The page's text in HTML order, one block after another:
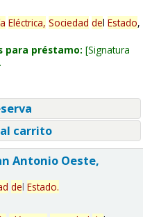
Eléctrica, Sociedad del Estado,
para préstamo: Signatura
carrito
Antonio Oeste,
del Estado.